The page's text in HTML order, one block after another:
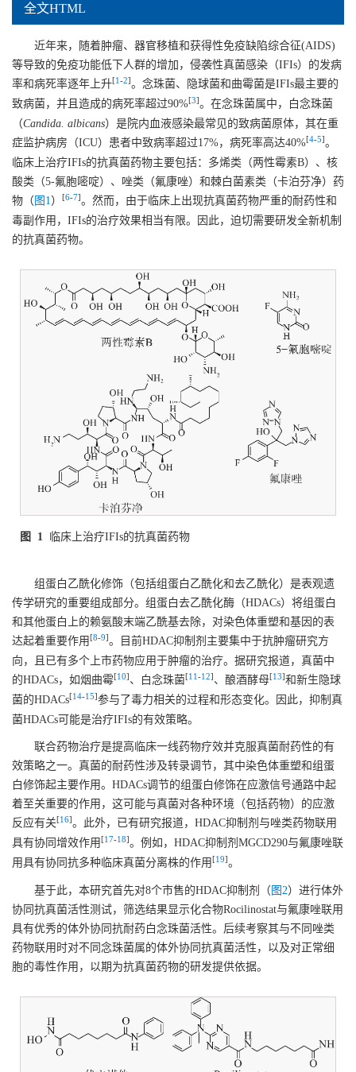
全文HTML
近年来，随着肿瘤、器官移植和获得性免疫缺陷综合征(AIDS)
等导致的免疫功能低下人群的增加，侵袭性真菌感染（IFIs）的发病
率和病死率逐年上升[1 -2]。念珠菌、隐球菌和曲霉菌是IFIs最主要的
致病菌，并且造成的病死率超过90%[3]。在念珠菌属中，白念珠菌
（Candida. albicans）是院内血液感染最常见的致病菌原体，其在重
症监护病房（ICU）患者中致病率超过17%，病死率高达40%[4-5]。
临床上治疗IFIs的抗真菌药物主要包括：多烯类（两性霉素B）、核
酸类（5-氟胞嘧啶）、唑类（氟康唑）和棘白菌素类（卡泊芬净）药
物（ 图1 ） [6-7]。然而，由于临床上出现抗真菌药物严重的耐药性和
毒副作用，IFIs的治疗效果相当有限。因此，迫切需要研发全新机制
的抗真菌药物。
图 1 临床上治疗IFIs的抗真菌药物
组蛋白乙酰化修饰（包括组蛋白乙酰化和去乙酰化）是表观遗
传学研究的重要组成部分。组蛋白去乙酰化酶（HDACs）将组蛋白
和其他蛋白上的赖氨酸末端乙酰基去除，对染色体重塑和基因的表
达起着重要作用 [8-9]。目前HDAC抑制剂主要集中于抗肿瘤研究方
向，且已有多个上市药物应用于肿瘤的治疗。据研究报道，真菌中
的HDACs，如烟曲霉[10] 、白念珠菌[11-12] 、酿酒酵母[13]和新生隐球
菌的HDACs[14-15]参与了毒力相关的过程和形态变化。因此，抑制真
菌HDACs可能是治疗IFIs的有效策略。
联合药物治疗是提高临床一线药物疗效并克服真菌耐药性的有
效策略之一。真菌的耐药性涉及转录调节，其中染色体重塑和组蛋
白修饰起主要作用。HDACs调节的组蛋白修饰在应激信号通路中起
着至关重要的作用，这可能与真菌对各种环境（包括药物）的应激
反应有关[16]。此外，已有研究报道，HDAC抑制剂与唑类药物联用
具有协同增效作用 [17-18]。例如，HDAC抑制剂MGCD290与氟康唑联
用具有协同抗多种临床真菌分离株的作用 [19]。
基于此，本研究首先对8个市售的HDAC抑制剂（ 图2）进行体外
协同抗真菌活性测试，筛选结果显示化合物Rocilinostat与氟康唑联用
具有优秀的体外协同抗耐药白念珠菌活性。后续考察其与不同唑类
药物联用时对不同念珠菌属的体外协同抗真菌活性，以及对正常细
胞的毒性作用，以期为抗真菌药物的研发提供依据。